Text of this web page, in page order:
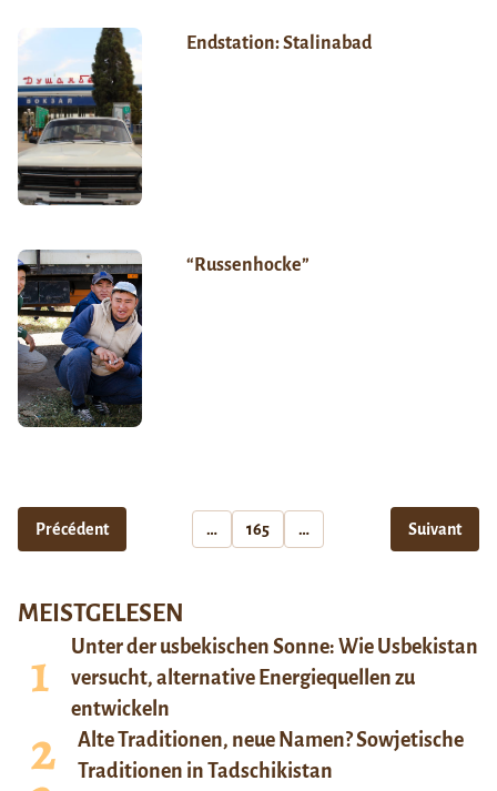
Endstation: Stalinabad
“Russenhocke”
Précédent … 165 … Suivant
MEISTGELESEN
Unter der usbekischen Sonne: Wie Usbekistan
versucht, alternative Energiequellen zu
entwickeln
Alte Traditionen, neue Namen? Sowjetische
Traditionen in Tadschikistan